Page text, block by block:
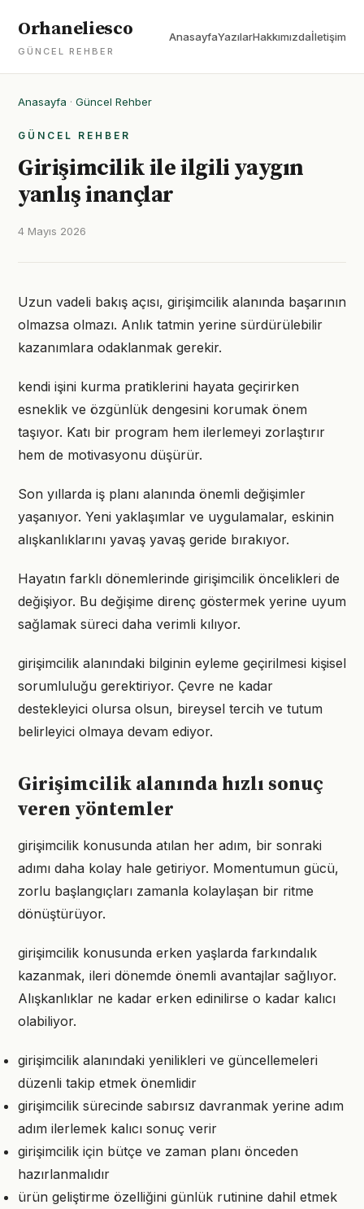
Orhaneliesco
GÜNCEL REHBER
AnasayfaYazılarHakkımızdaİletişim
Anasayfa · Güncel Rehber
GÜNCEL REHBER
Girişimcilik ile ilgili yaygın
yanlış inançlar
4 Mayıs 2026
Uzun vadeli bakış açısı, girişimcilik alanında başarının
olmazsa olmazı. Anlık tatmin yerine sürdürülebilir
kazanımlara odaklanmak gerekir.
kendi işini kurma pratiklerini hayata geçirirken
esneklik ve özgünlük dengesini korumak önem
taşıyor. Katı bir program hem ilerlemeyi zorlaştırır
hem de motivasyonu düşürür.
Son yıllarda iş planı alanında önemli değişimler
yaşanıyor. Yeni yaklaşımlar ve uygulamalar, eskinin
alışkanlıklarını yavaş yavaş geride bırakıyor.
Hayatın farklı dönemlerinde girişimcilik öncelikleri de
değişiyor. Bu değişime direnç göstermek yerine uyum
sağlamak süreci daha verimli kılıyor.
girişimcilik alanındaki bilginin eyleme geçirilmesi kişisel
sorumluluğu gerektiriyor. Çevre ne kadar
destekleyici olursa olsun, bireysel tercih ve tutum
belirleyici olmaya devam ediyor.
Girişimcilik alanında hızlı sonuç
veren yöntemler
girişimcilik konusunda atılan her adım, bir sonraki
adımı daha kolay hale getiriyor. Momentumun gücü,
zorlu başlangıçları zamanla kolaylaşan bir ritme
dönüştürüyor.
girişimcilik konusunda erken yaşlarda farkındalık
kazanmak, ileri dönemde önemli avantajlar sağlıyor.
Alışkanlıklar ne kadar erken edinilirse o kadar kalıcı
olabiliyor.
girişimcilik alanındaki yenilikleri ve güncellemeleri
düzenli takip etmek önemlidir
girişimcilik sürecinde sabırsız davranmak yerine adım
adım ilerlemek kalıcı sonuç verir
girişimcilik için bütçe ve zaman planı önceden
hazırlanmalıdır
ürün geliştirme özelliğini günlük rutinine dahil etmek